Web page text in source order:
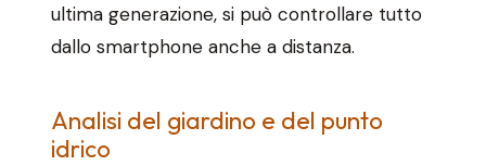
ultima generazione, si può controllare tutto
dallo smartphone anche a distanza.
Analisi del giardino e del punto
idrico